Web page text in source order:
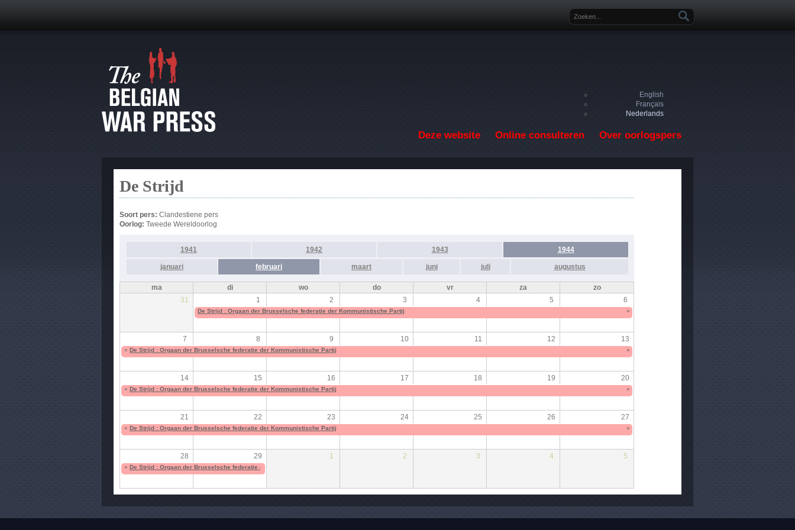
Zoekveld
English
Français
Nederlands
Deze website Online consulteren Over oorlogspers
De Strijd
Soort pers: Clandestiene pers
Oorlog: Tweede Wereldoorlog
1941 1942 1943 1944
januari februari maart juni juli augustus
ma di wo do vr za
zo
31
1 2 3 4 5 6
De Strijd : Orgaan der Brusselsche federatie der Kommunistische Partij »
7 8 9 10 11 12 13
« De Strijd : Orgaan der Brusselsche federatie der Kommunistische Partij »
14 15 16 17 18 19 20
« De Strijd : Orgaan der Brusselsche federatie der Kommunistische Partij »
21 22 23 24 25 26 27
« De Strijd : Orgaan der Brusselsche federatie der Kommunistische Partij »
28 29 1 2 3 4 5
« De Strijd : Orgaan der Brusselsche federatie der Kommunistische Partij